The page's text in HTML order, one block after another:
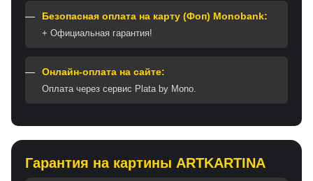
Безопасная оплата на карту (Фоп) Monobank:
+ Официальная гарантия!
Онлайн-оплата на сайте:
Оплата через сервис Plata by Mono.
Гарантия на картины ARTKARTINA